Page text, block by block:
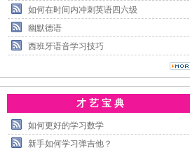
如何在时间内冲刺英语四六级
幽默德语
西班牙语音学习技巧
才 艺 宝 典
如何更好的学习数学
新手如何学习弹吉他？